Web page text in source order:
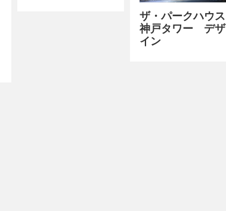
ザ・パークハウス
神戸タワー デザ
イン